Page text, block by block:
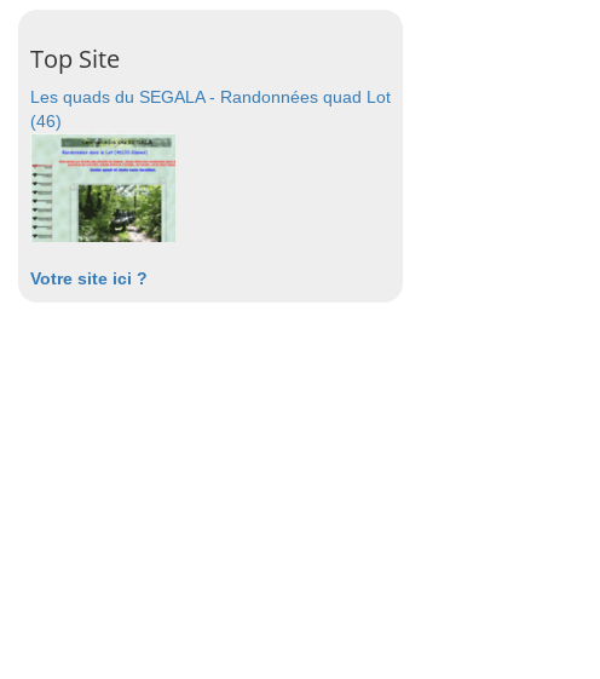
Top Site
Les quads du SEGALA - Randonnées quad Lot
(46)
Votre site ici ?